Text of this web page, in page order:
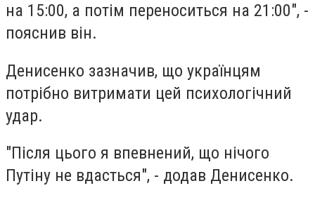
на 15:00, а потім переноситься на 21:00", -
пояснив він.
Денисенко зазначив, що українцям
потрібно витримати цей психологічний
удар.
"Після цього я впевнений, що нічого
Путіну не вдасться", - додав Денисенко.